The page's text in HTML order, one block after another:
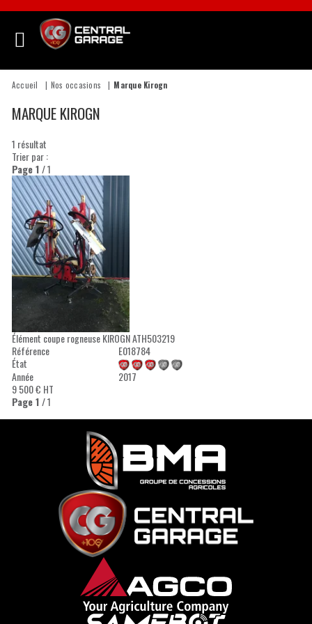
Accueil Nos occasions Marque Kirogn
MARQUE KIROGN
1 résultat
Trier par :
Page 1 / 1
Élément coupe rogneuse KIROGNATH503219
Référence
E018784
État
Année
2017
9 500€ HT
Page 1 / 1